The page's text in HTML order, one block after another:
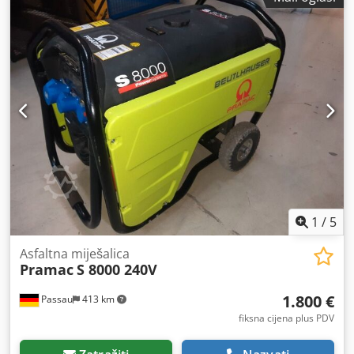
sada za cijene, dostupnost, mogućnosti dostave i potpune
tehničke specifikacije.
1 / 5
Passau 413 km
Asfaltna miješalica
PramacS 8000 240V
1.800 €
fiksna cijena plus PDV